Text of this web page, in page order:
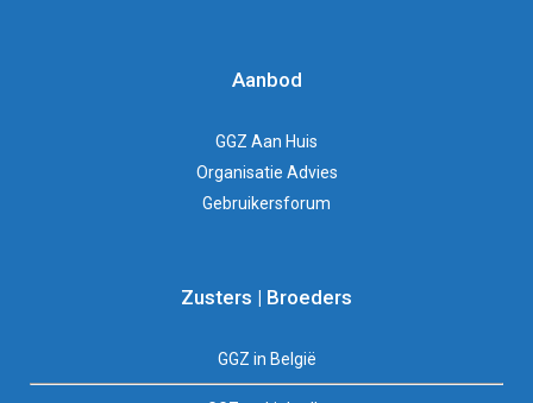
Aanbod
GGZ Aan Huis
Organisatie Advies
Gebruikersforum
Zusters | Broeders
GGZ in België